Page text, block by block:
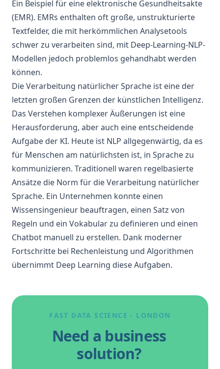
Ein Beispiel für eine elektronische Gesundheitsakte
(EMR). EMRs enthalten oft große, unstrukturierte
Textfelder, die mit herkömmlichen Analysetools
schwer zu verarbeiten sind, mit Deep-Learning-NLP-
Modellen jedoch problemlos gehandhabt werden
können.
Die Verarbeitung natürlicher Sprache ist eine der
letzten großen Grenzen der künstlichen Intelligenz.
Das Verstehen komplexer Äußerungen ist eine
Herausforderung, aber auch eine entscheidende
Aufgabe der KI. Heute ist NLP allgegenwärtig, da es
für Menschen am natürlichsten ist, in Sprache zu
kommunizieren. Traditionell waren regelbasierte
Ansätze die Norm für die Verarbeitung natürlicher
Sprache. Ein Unternehmen konnte einen
Wissensingenieur beauftragen, einen Satz von
Regeln und ein Vokabular zu definieren und einen
Chatbot manuell zu erstellen. Dank moderner
Fortschritte bei Rechenleistung und Algorithmen
übernimmt Deep Learning diese Aufgaben.
FAST DATA SCIENCE - LONDON
Need a business
solution?